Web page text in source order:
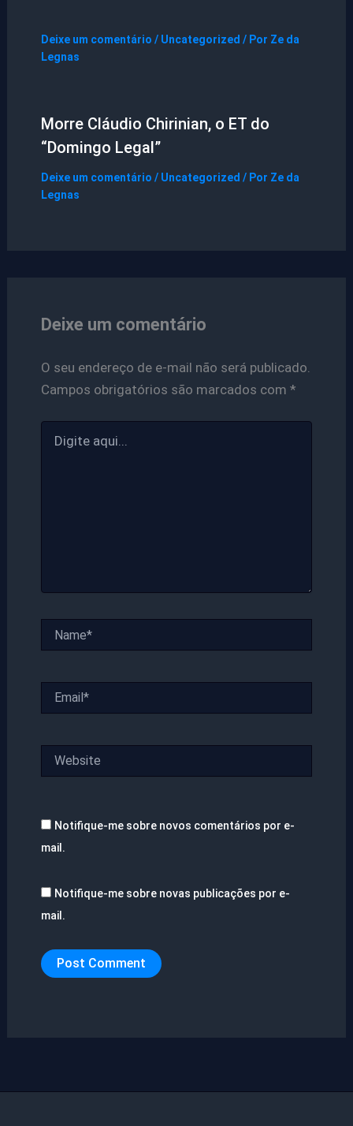
Deixe um comentário / Uncategorized / Por Ze da
Legnas
Morre Cláudio Chirinian, o ET do
“Domingo Legal”
Deixe um comentário / Uncategorized / Por Ze da
Legnas
Deixe um comentário
O seu endereço de e-mail não será publicado.
Campos obrigatórios são marcados com *
aqui...
Notifique-me sobre novos comentários por e-
mail.
Notifique-me sobre novas publicações por e-
mail.